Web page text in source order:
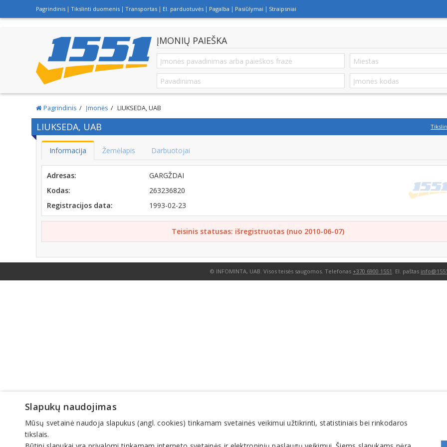
Pagrindinis Tikslinti duomenis Transportas El. parduotuvės Pagalba Pasiūlymai Straipsniai
ĮMONIŲ PAIEŠKA
Pagrindinis Įmonės LIUKSEDA, UAB
LIUKSEDA, UAB
Informacija Žemėlapis Darbuotojai
Adresas:
GARGŽDAI
Kodas:
263236820
Registracijos data:
1993-02-23
Teisinis statusas: išregistruotas (nuo 2010-06-07)
© INFOMINTA, UAB. Visos teisės saugomos. Telefonas +370 6900 1551 . El. paštas
Slapukų naudojimas
Mūsų svetainė naudoja slapukus (angl. cookies) tinkamam svetainės veikimui užtikrinti, statistiniais bei rinkodaros
tikslais.